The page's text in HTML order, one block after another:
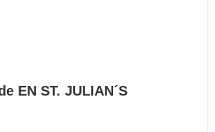
(opcional)
EN ST. JULIAN´S